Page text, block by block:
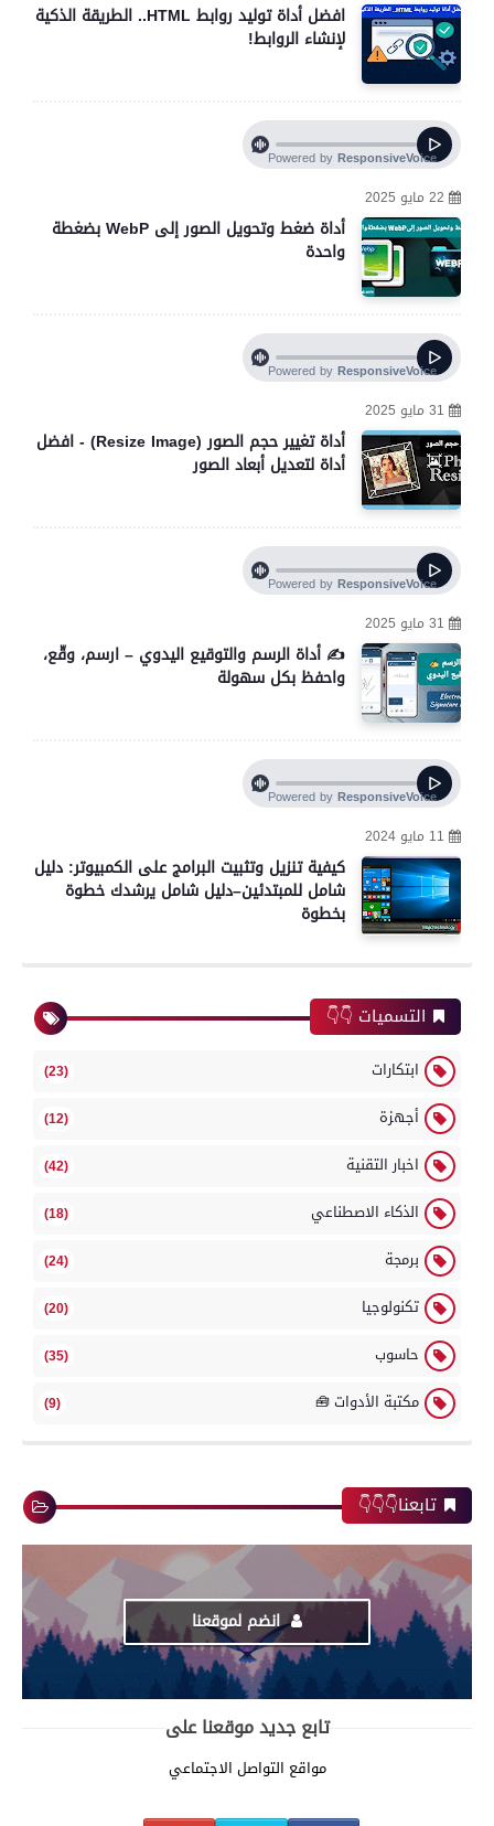
افضل أداة توليد روابط HTML.. الطريقة الذكية
لإنشاء الروابط!
22 مايو 2025
أداة ضغط وتحويل الصور إلى WebP بضغطة
واحدة
31 مايو 2025
أداة تغيير حجم الصور (Resize Image) - افضل
أداة لتعديل أبعاد الصور
31 مايو 2025
✍️ أداة الرسم والتوقيع اليدوي – ارسم، وقّع،
واحفظ بكل سهولة
11 مايو 2024
كيفية تنزيل وتثبيت البرامج على الكمبيوتر: دليل
شامل للمبتدئين–دليل شامل يرشدك خطوة
بخطوة
التسميات 👇👇
ابتكارات (23)
أجهزة (12)
اخبار التقنية (42)
الذكاء الاصطناعي (18)
برمجة (24)
تكنولوجيا (20)
حاسوب (35)
مكتبة الأدوات 🧰 (9)
تابعنا👇👇👇
انضم لموقعنا
تابع جديد موقعنا على
مواقع التواصل الاجتماعي